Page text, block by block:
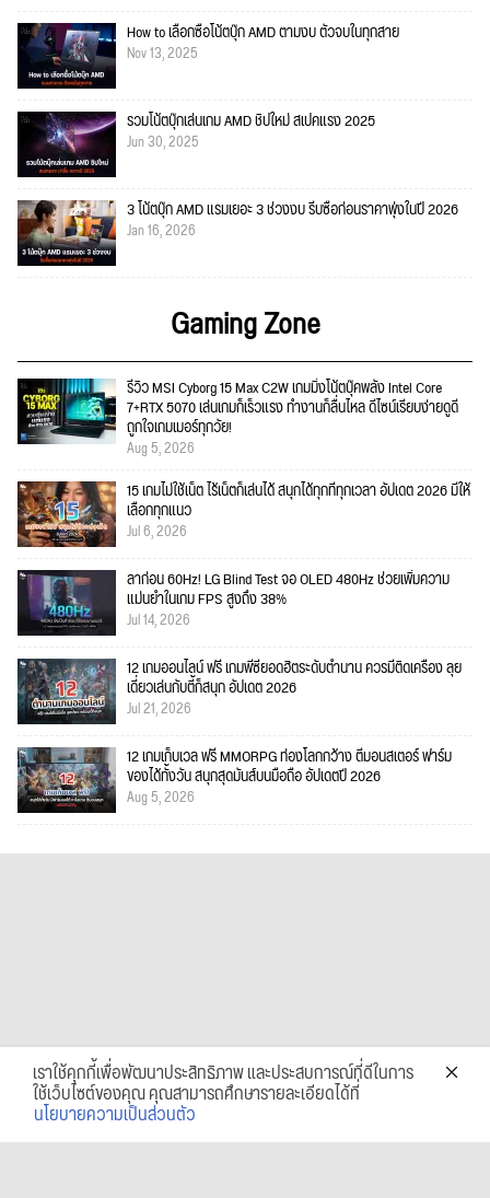
How to เลือกซื้อโน้ตบุ๊ก AMD ตามงบ ตัวจบในทุกสาย
Nov 13, 2025
รวมโน้ตบุ๊กเล่นเกม AMD ชิปใหม่ สเปคแรง 2025
Jun 30, 2025
3 โน้ตบุ๊ก AMD แรมเยอะ 3 ช่วงงบ รีบซื้อก่อนราคาพุ่งในปี 2026
Jan 16, 2026
Gaming Zone
รีวิว MSI Cyborg 15 Max C2W เกมมิ่งโน้ตบุ๊คพลัง Intel Core
7+RTX 5070 เล่นเกมก็เร็วแรง ทำงานก็ลื่นไหล ดีไซน์เรียบง่ายดูดี
ถูกใจเกมเมอร์ทุกวัย!
Aug 5, 2026
15 เกมไม่ใช้เน็ต ไร้เน็ตก็เล่นได้ สนุกได้ทุกที่ทุกเวลา อัปเดต 2026 มีให้
เลือกทุกแนว
Jul 6, 2026
ลาก่อน 60Hz! LG Blind Test จอ OLED 480Hz ช่วยเพิ่มความ
แม่นยำในเกม FPS สูงถึง 38%
Jul 14, 2026
12 เกมออนไลน์ ฟรี เกมพีซียอดฮิตระดับตำนาน ควรมีติดเครื่อง ลุย
เดี่ยวเล่นกับตี้ก็สนุก อัปเดต 2026
Jul 21, 2026
12 เกมเก็บเวล ฟรี MMORPG ท่องโลกกว้าง ตีมอนสเตอร์ ฟาร์ม
ของได้ทั้งวัน สนุกสุดมันส์บนมือถือ อัปเดตปี 2026
Aug 5, 2026
เราใช้คุกกี้เพื่อพัฒนาประสิทธิภาพ และประสบการณ์ที่ดีในการ
ใช้เว็บไซต์ของคุณ คุณสามารถศึกษารายละเอียดได้ที่
นโยบายความเป็นส่วนตัว